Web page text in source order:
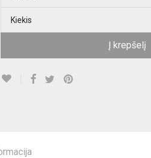
Kiekis
Į krepšelį